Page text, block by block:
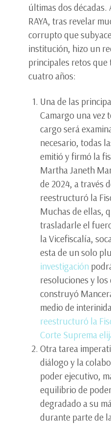
últimas dos décadas.
RAYA, tras revelar
corrupto que
institución, hizo un
principales retos
cuatro años:
Una de las
Camargo una vez
cargo será
necesario, todas
emitió y firmó la
Martha Janeth
de 2024, a través
reestructuró la
Muchas de ellas,
trasladarle el
la Vicefiscalía,
esta de un solo
investigación
resoluciones y
construyó
medio de
reestructuró la
Corte Suprema
Otra tarea
diálogo y la
poder ejecutivo,
equilibrio de
degradado a su
durante parte de